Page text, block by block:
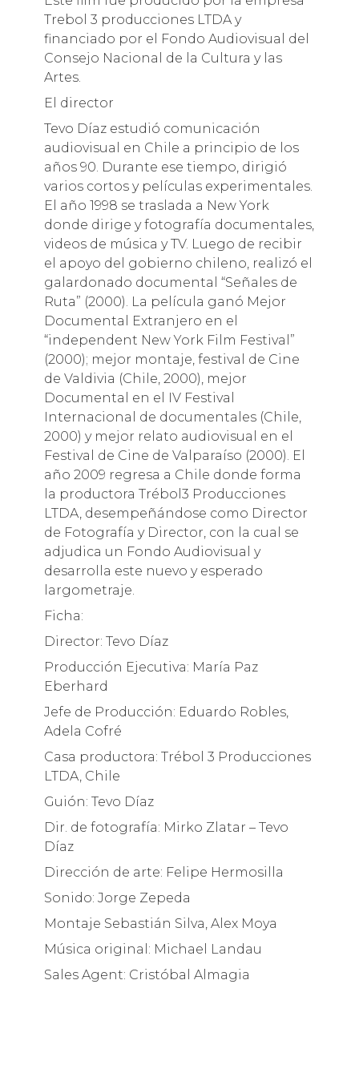
Trebol 3 producciones LTDA y
financiado por el Fondo Audiovisual del
Consejo Nacional de la Cultura y las
Artes.
El director
Tevo Díaz estudió comunicación
audiovisual en Chile a principio de los
años 90. Durante ese tiempo, dirigió
varios cortos y películas experimentales.
El año 1998 se traslada a New York
donde dirige y fotografía documentales,
videos de música y TV. Luego de recibir
el apoyo del gobierno chileno, realizó el
galardonado documental “Señales de
Ruta” (2000). La película ganó Mejor
Documental Extranjero en el
“independent New York Film Festival”
(2000); mejor montaje, festival de Cine
de Valdivia (Chile, 2000), mejor
Documental en el IV Festival
Internacional de documentales (Chile,
2000) y mejor relato audiovisual en el
Festival de Cine de Valparaíso (2000). El
año 2009 regresa a Chile donde forma
la productora Trébol3 Producciones
LTDA, desempeñándose como Director
de Fotografía y Director, con la cual se
adjudica un Fondo Audiovisual y
desarrolla este nuevo y esperado
largometraje.
Ficha:
Director: Tevo Díaz
Producción Ejecutiva: María Paz
Eberhard
Jefe de Producción: Eduardo Robles,
Adela Cofré
Casa productora: Trébol 3 Producciones
LTDA, Chile
Guión: Tevo Díaz
Dir. de fotografía: Mirko Zlatar – Tevo
Díaz
Dirección de arte: Felipe Hermosilla
Sonido: Jorge Zepeda
Montaje Sebastián Silva, Alex Moya
Música original: Michael Landau
Sales Agent: Cristóbal Almagia